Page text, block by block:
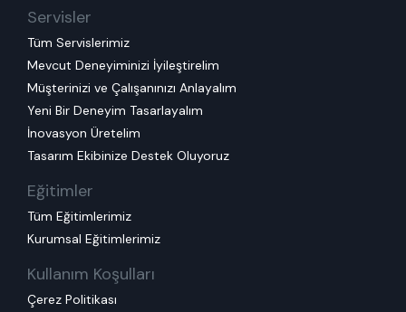
Servisler
Tüm Servislerimiz
Mevcut Deneyiminizi İyileştirelim
Müşterinizi ve Çalışanınızı Anlayalım
Yeni Bir Deneyim Tasarlayalım
İnovasyon Üretelim
Tasarım Ekibinize Destek Oluyoruz
Eğitimler
Tüm Eğitimlerimiz
Kurumsal Eğitimlerimiz
Kullanım Koşulları
Çerez Politikası